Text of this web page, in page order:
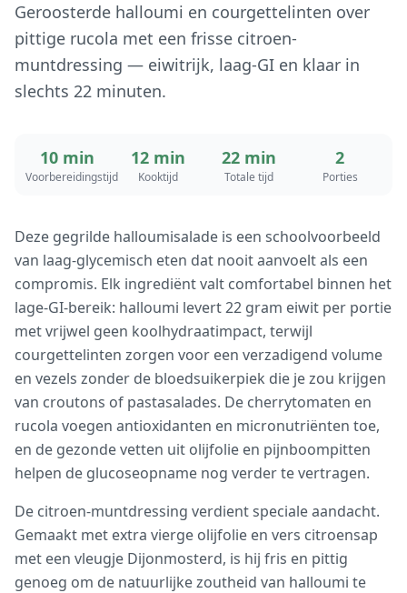
Geroosterde halloumi en courgettelinten over
pittige rucola met een frisse citroen-
muntdressing — eiwitrijk, laag-GI en klaar in
slechts 22 minuten.
10 min
Voorbereidingstijd
12 min
Kooktijd
22 min
Totale tijd
2
Porties
Deze gegrilde halloumisalade is een schoolvoorbeeld
van laag-glycemisch eten dat nooit aanvoelt als een
compromis. Elk ingrediënt valt comfortabel binnen het
lage-GI-bereik: halloumi levert 22 gram eiwit per portie
met vrijwel geen koolhydraatimpact, terwijl
courgettelinten zorgen voor een verzadigend volume
en vezels zonder de bloedsuikerpiek die je zou krijgen
van croutons of pastasalades. De cherrytomaten en
rucola voegen antioxidanten en micronutriënten toe,
en de gezonde vetten uit olijfolie en pijnboompitten
helpen de glucoseopname nog verder te vertragen.
De citroen-muntdressing verdient speciale aandacht.
Gemaakt met extra vierge olijfolie en vers citroensap
met een vleugje Dijonmosterd, is hij fris en pittig
genoeg om de natuurlijke zoutheid van halloumi te